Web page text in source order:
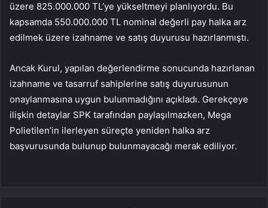
üzere 825.000.000 TL’ye yükseltmeyi planlıyordu. Bu
kapsamda 550.000.000 TL nominal değerli pay halka arz
edilmek üzere izahname ve satış duyurusu hazırlanmıştı.
Ancak Kurul, yapılan değerlendirme sonucunda hazırlanan
izahname ve tasarruf sahiplerine satış duyurusunun
onaylanmasına uygun bulunmadığını açıkladı. Gerekçeye
ilişkin detaylar SPK tarafından paylaşılmazken, Mega
Polietilen’in ilerleyen süreçte yeniden halka arz
başvurusunda bulunup bulunmayacağı merak ediliyor.